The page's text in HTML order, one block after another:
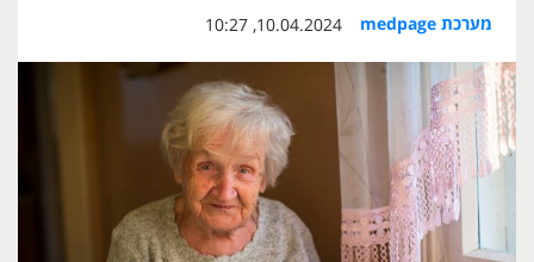
מערכת medpage 10.04.2024, 10:27